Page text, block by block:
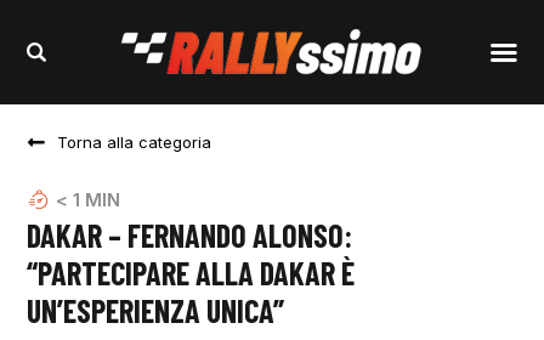
Torna alla categoria
< 1 MIN
DAKAR – FERNANDO ALONSO:
“PARTECIPARE ALLA DAKAR È
UN’ESPERIENZA UNICA”